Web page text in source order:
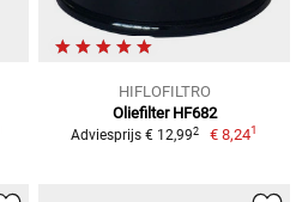
HIFLOFILTRO
Oliefilter HF682
Adviesprijs € 12,992 € 8,241